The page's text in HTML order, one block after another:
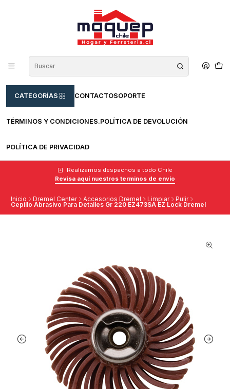
CATEGORÍAS CONTACTOSOPORTE
TÉRMINOS Y CONDICIONES.POLÍTICA DE DEVOLUCIÓN
POLÍTICA DE PRIVACIDAD
Realizamos despachos a todo Chile
Revisa aquí nuestros terminos de envío
Inicio Dremel Center Accesorios Dremel Limpiar Pulir
Cepillo Abrasivo Para Detalles Gr 220 EZ473SA EZ Lock Dremel